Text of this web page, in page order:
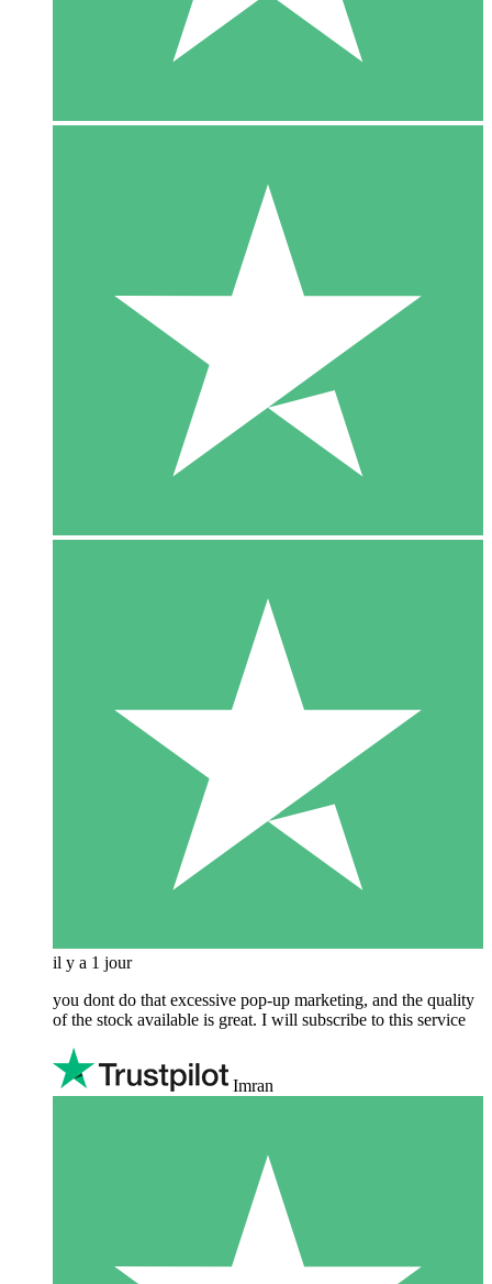
il y a 1 jour
you dont do that excessive pop-up marketing, and the quality
of the stock available is great. I will subscribe to this service
Imran